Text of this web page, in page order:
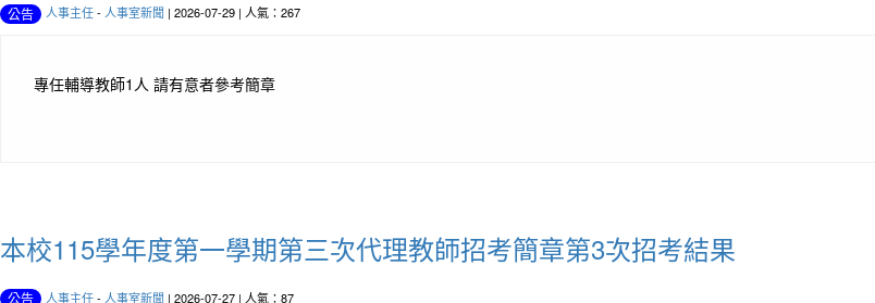
公告 人事主任- 人事室新聞 | 2026-07-29 | 人氣：267
專任輔導教師1人 請有意者參考簡章
本校115學年度第一學期第三次代理教師招考簡章第3次招考結果
公告 人事主任- 人事室新聞 | 2026-07-27 | 人氣：87